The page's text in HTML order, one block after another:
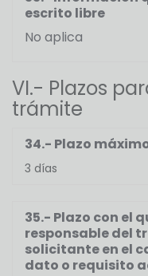
escrito libre
No aplica
VI.- Plazos
trámite
34.- Plazo
3 días
35.- Plazo con el
responsable del
solicitante en el
dato o requisito